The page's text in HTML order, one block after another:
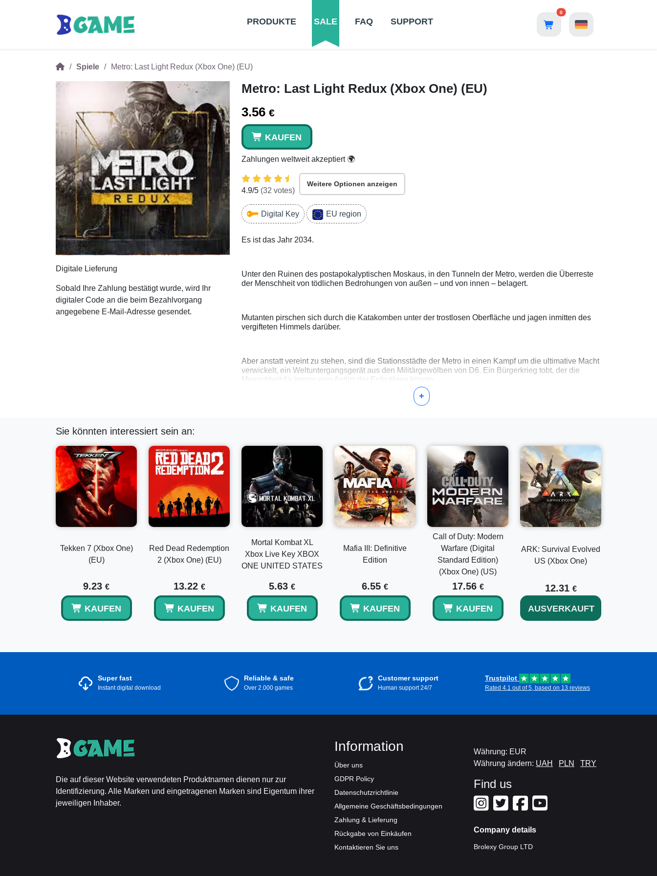
PRODUKTE SALE FAQ SUPPORT
0
Spiele Metro: Last Light Redux (Xbox One) (EU)
Digitale Lieferung
Sobald Ihre Zahlung bestätigt wurde, wird Ihr
digitaler Code an die beim Bezahlvorgang
angegebene E-Mail-Adresse gesendet.
Metro: Last Light Redux (Xbox One) (EU)
3.56 €
KAUFEN
Zahlungen weltweit akzeptiert 🌍
4.9/5 (32 votes)
Weitere Optionen anzeigen
Digital Key EU region
Es ist das Jahr 2034.
Unter den Ruinen des postapokalyptischen Moskaus, in den Tunneln der Metro, werden die Überreste
der Menschheit von tödlichen Bedrohungen von außen – und von innen – belagert.
Mutanten pirschen sich durch die Katakomben unter der trostlosen Oberfläche und jagen inmitten des
vergifteten Himmels darüber.
Aber anstatt vereint zu stehen, sind die Stationsstädte der Metro in einen Kampf um die ultimative Macht
verwickelt, ein Weltuntergangsgerät aus den Militärgewölben von D6. Ein Bürgerkrieg tobt, der die
Menschheit für immer vom Antlitz der Erde tilgen könnte.
+
Sie könnten interessiert sein an:
Tekken 7 (Xbox One)
(EU)
9.23 €
KAUFEN
Red Dead Redemption
2 (Xbox One) (EU)
13.22 €
KAUFEN
Mortal Kombat XL
Xbox Live Key XBOX
ONE UNITED STATES
5.63 €
KAUFEN
Mafia III: Definitive
Edition
6.55 €
KAUFEN
Call of Duty: Modern
Warfare (Digital
Standard Edition)
(Xbox One) (US)
17.56 €
KAUFEN
ARK: Survival Evolved
US (Xbox One)
12.31 €
AUSVERKAUFT
Super fast
Instant digital download
Reliable & safe
Over 2.000 games
Customer support
Human support 24/7
Trustpilot
Rated 4.1 out of 5, based on 13 reviews
Die auf dieser Website verwendeten Produktnamen dienen nur zur
Identifizierung. Alle Marken und eingetragenen Marken sind Eigentum ihrer
jeweiligen Inhaber.
Information
Über uns
GDPR Policy
Datenschutzrichtlinie
Allgemeine Geschäftsbedingungen
Zahlung & Lieferung
Rückgabe von Einkäufen
Kontaktieren Sie uns
Währung: EUR
Währung ändern: UAH PLN TRY
Find us
Company details
Brolexy Group LTD